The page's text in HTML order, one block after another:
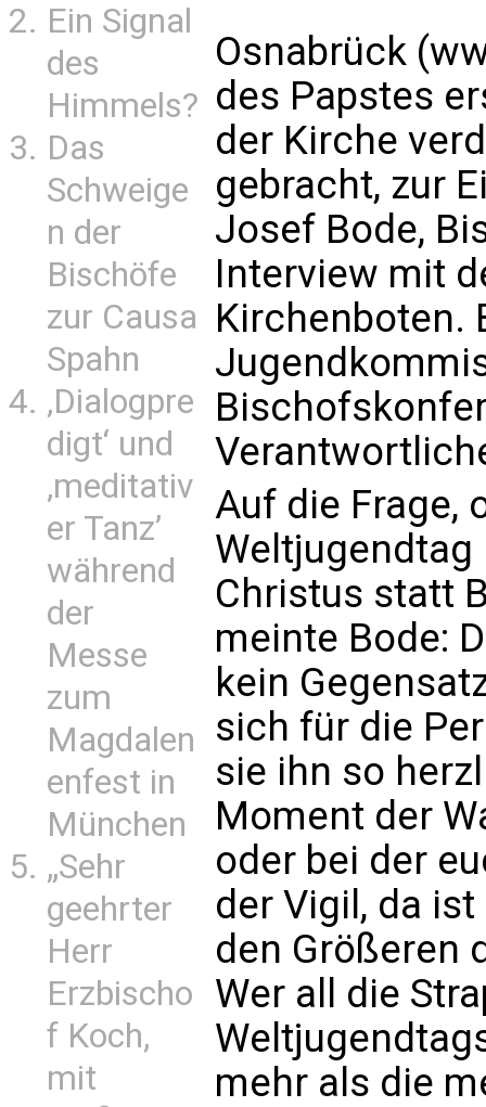
Ein Signal
des
Himmels?
Das
Schweige
n der
Bischöfe
zur Causa
Spahn
‚Dialogpre
digt‘ und
‚meditativ
er Tanz’
während
der
Messe
zum
Magdalen
enfest in
München
„Sehr
geehrter
Herr
Erzbischo
f Koch,
mit
Osnabrück
des Papstes
der Kirche
gebracht, zur
Josef Bode,
Interview mit
Auf die Frage,
Weltjugendtag
Christus statt
meinte Bode:
kein
sich für die
sie ihn so
Moment der
oder bei der
der Vigil, da
den Größeren
Wer all die
mehr als die